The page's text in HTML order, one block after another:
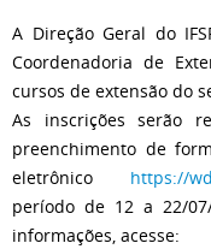
A Direção Geral do
Coordenadoria de
cursos de extensão do
As inscrições serão
preenchimento de
eletrônico https://
período de 12 a 22/
informações, acesse: